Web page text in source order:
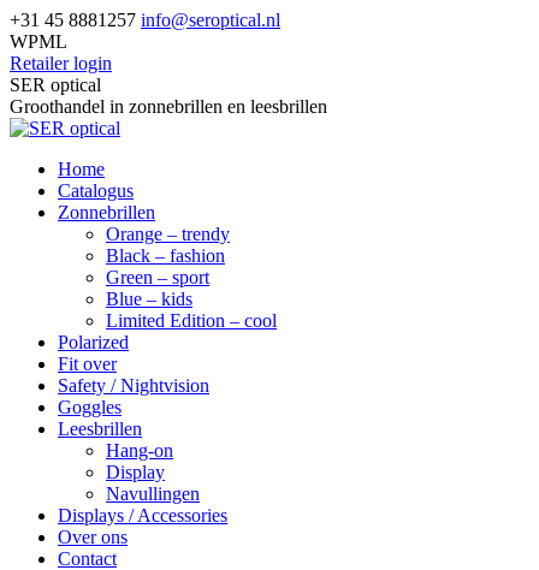
Skip
to
content
+31 45 8881257 info@seroptical.nl
WPML
Retailer login
Facebook
page
opens
new
window
SER optical
Groothandel in zonnebrillen en leesbrillen
Home
Catalogus
Zonnebrillen
Orange – trendy
Black – fashion
Green – sport
Blue – kids
Limited Edition – cool
Polarized
Fit over
Safety / Nightvision
Goggles
Leesbrillen
Hang-on
Display
Navullingen
Displays / Accessories
Over ons
Contact